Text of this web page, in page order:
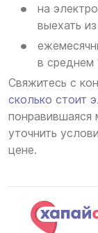
на
выехать
в среднем
Свяжитесь с
сколько стоит
понравившаяся
уточнить
цене.